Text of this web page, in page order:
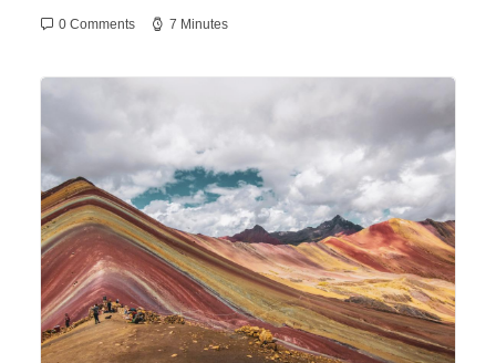
0 Comments 7 Minutes